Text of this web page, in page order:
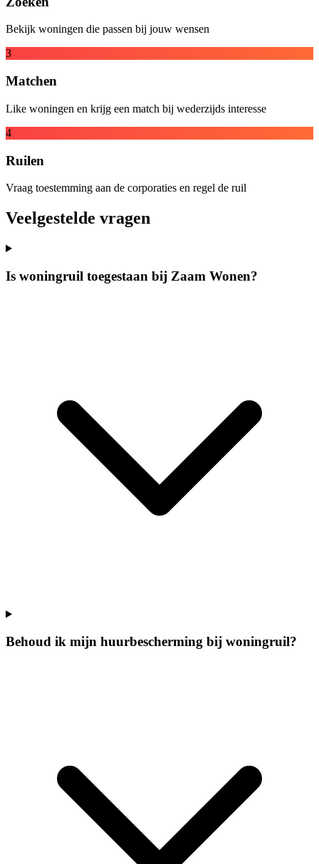
Bekijk woningen die passen bij jouw wensen
3
Matchen
Like woningen en krijg een match bij wederzijds interesse
4
Ruilen
Vraag toestemming aan de corporaties en regel de ruil
Veelgestelde vragen
Is woningruil toegestaan bij Zaam Wonen?
Behoud ik mijn huurbescherming bij woningruil?